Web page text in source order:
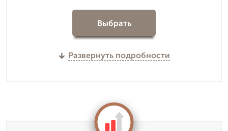
Выбрать
Развернуть подробности